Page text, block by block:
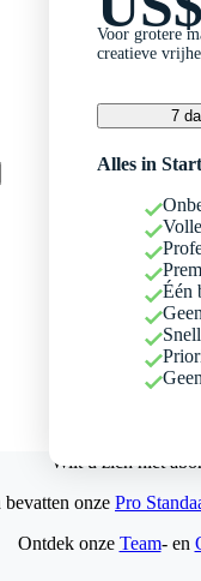
Voor grotere
creatieve
7
Alles in
Één
Wilt u zich niet
bevatten onze Pro
Ontdek onze Team- en